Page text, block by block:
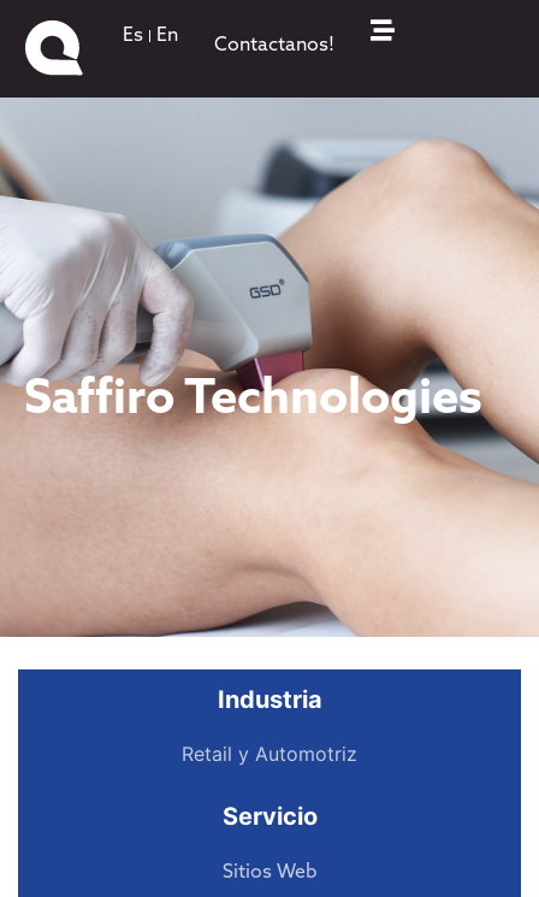
Es En Contactanos!
Saffiro Technologies
Industria
Retail y Automotriz
Servicio
Sitios Web